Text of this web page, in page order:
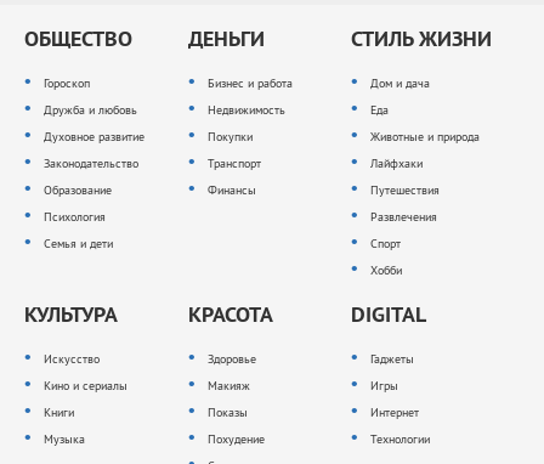
ОБЩЕСТВО
Гороскоп
Дружба и любовь
Духовное развитие
Законодательство
Образование
Психология
Семья и дети
ДЕНЬГИ
Бизнес и работа
Недвижимость
Покупки
Транспорт
Финансы
СТИЛЬ ЖИЗНИ
Дом и дача
Еда
Животные и природа
Лайфхаки
Путешествия
Развлечения
Спорт
Хобби
КУЛЬТУРА
Искусство
Кино и сериалы
Книги
Музыка
КРАСОТА
Здоровье
Макияж
Показы
Похудение
DIGITAL
Гаджеты
Игры
Интернет
Технологии